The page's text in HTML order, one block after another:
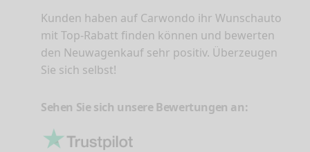
Kunden haben auf Carwondo ihr Wunschauto
mit Top-Rabatt finden können und bewerten
den Neuwagenkauf sehr positiv. Überzeugen
Sie sich selbst!
Sehen Sie sich unsere Bewertungen an: